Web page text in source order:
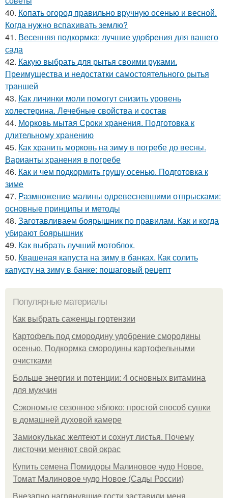
40. Копать огород правильно вручную осенью и весной.
Когда нужно вспахивать землю?
41. Весенняя подкормка: лучшие удобрения для вашего
сада
42. Какую выбрать для рытья своими руками.
Преимущества и недостатки самостоятельного рытья
траншей
43. Как личинки моли помогут снизить уровень
холестерина. Лечебные свойства и состав
44. Морковь мытая Сроки хранения. Подготовка к
длительному хранению
45. Как хранить морковь на зиму в погребе до весны.
Варианты хранения в погребе
46. Как и чем подкормить грушу осенью. Подготовка к
зиме
47. Размножение малины одревесневшими отпрысками:
основные принципы и методы
48. Заготавливаем боярышник по правилам. Как и когда
убирают боярышник
49. Как выбрать лучший мотоблок.
50. Квашеная капуста на зиму в банках. Как солить
капусту на зиму в банке: пошаговый рецепт
Популярные материалы
Как выбрать саженцы гортензии
Картофель под смородину удобрение смородины
осенью. Подкормка смородины картофельными
очистками
Больше энергии и потенции: 4 основных витамина
для мужчин
Сэкономьте сезонное яблоко: простой способ сушки
в домашней духовой камере
Замиокулькас желтеют и сохнут листья. Почему
листочки меняют свой окрас
Купить семена Помидоры Малиновое чудо Новое.
Томат Малиновое чудо Новое (Сады России)
Внезапно нагрянувшие гости заставили меня